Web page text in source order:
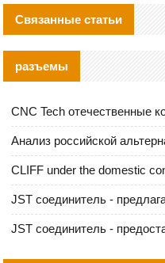
Связанные статьи
разъемы